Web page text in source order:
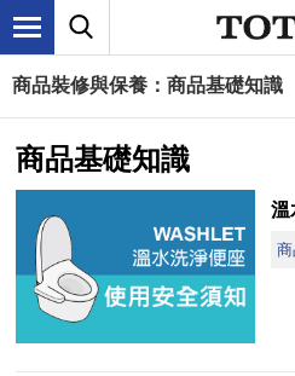
商品裝修與保養：商品基礎知識
商品基礎知識
溫